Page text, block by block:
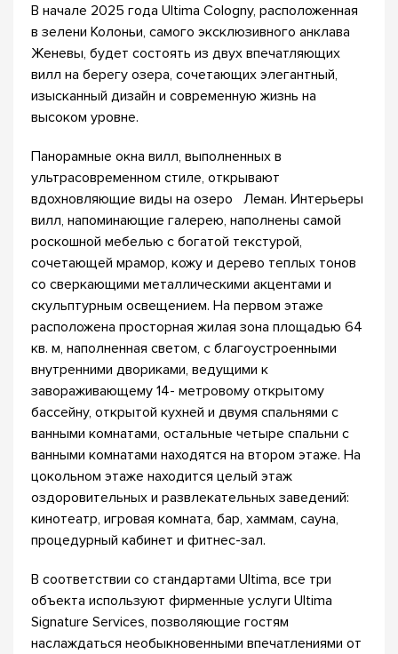
В начале 2025 года Ultima Cologny, расположенная
в зелени Колоньи, самого эксклюзивного анклава
Женевы, будет состоять из двух впечатляющих
вилл на берегу озера, сочетающих элегантный,
изысканный дизайн и современную жизнь на
высоком уровне.
Панорамные окна вилл, выполненных в
ультрасовременном стиле, открывают
вдохновляющие виды на озеро Леман. Интерьеры
вилл, напоминающие галерею, наполнены самой
роскошной мебелью с богатой текстурой,
сочетающей мрамор, кожу и дерево теплых тонов
со сверкающими металлическими акцентами и
скульптурным освещением. На первом этаже
расположена просторная жилая зона площадью 64
кв. м, наполненная светом, с благоустроенными
внутренними двориками, ведущими к
завораживающему 14- метровому открытому
бассейну, открытой кухней и двумя спальнями с
ванными комнатами, остальные четыре спальни с
ванными комнатами находятся на втором этаже. На
цокольном этаже находится целый этаж
оздоровительных и развлекательных заведений:
кинотеатр, игровая комната, бар, хаммам, сауна,
процедурный кабинет и фитнес-зал.
В соответствии со стандартами Ultima, все три
объекта используют фирменные услуги Ultima
Signature Services, позволяющие гостям
наслаждаться необыкновенными впечатлениями от